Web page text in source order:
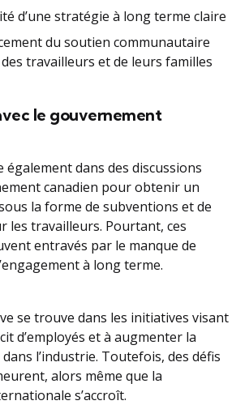
d’une stratégie à long terme claire
du soutien communautaire
travailleurs et de leurs familles
le gouvernement
également dans des discussions
canadien pour obtenir un
la forme de subventions et de
les travailleurs. Pourtant, ces
entravés par le manque de
à long terme.
se trouve dans les initiatives visant
d’employés et à augmenter la
l’industrie. Toutefois, des défis
alors même que la
s’accroît.